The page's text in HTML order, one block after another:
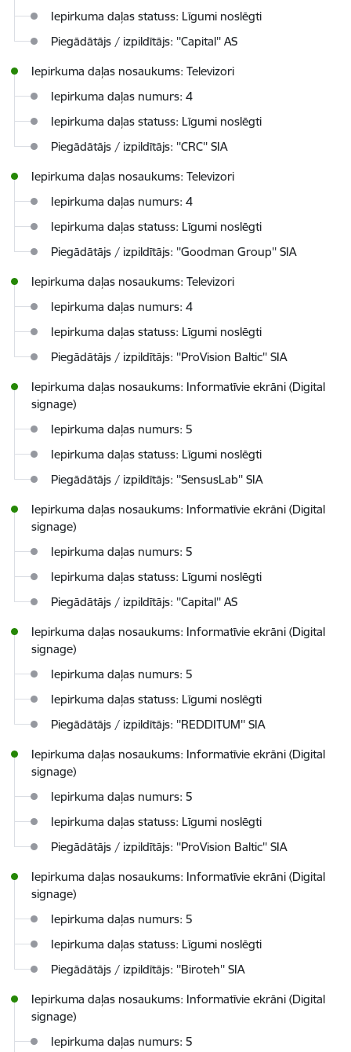
Iepirkuma daļas statuss: Līgumi noslēgti
Piegādātājs / izpildītājs: ''Capital'' AS
Iepirkuma daļas nosaukums: Televizori
Iepirkuma daļas numurs: 4
Iepirkuma daļas statuss: Līgumi noslēgti
Piegādātājs / izpildītājs: ''CRC'' SIA
Iepirkuma daļas nosaukums: Televizori
Iepirkuma daļas numurs: 4
Iepirkuma daļas statuss: Līgumi noslēgti
Piegādātājs / izpildītājs: ''Goodman Group'' SIA
Iepirkuma daļas nosaukums: Televizori
Iepirkuma daļas numurs: 4
Iepirkuma daļas statuss: Līgumi noslēgti
Piegādātājs / izpildītājs: ''ProVision Baltic'' SIA
Iepirkuma daļas nosaukums: Informatīvie ekrāni (Digital
signage)
Iepirkuma daļas numurs: 5
Iepirkuma daļas statuss: Līgumi noslēgti
Piegādātājs / izpildītājs: ''SensusLab'' SIA
Iepirkuma daļas nosaukums: Informatīvie ekrāni (Digital
signage)
Iepirkuma daļas numurs: 5
Iepirkuma daļas statuss: Līgumi noslēgti
Piegādātājs / izpildītājs: ''Capital'' AS
Iepirkuma daļas nosaukums: Informatīvie ekrāni (Digital
signage)
Iepirkuma daļas numurs: 5
Iepirkuma daļas statuss: Līgumi noslēgti
Piegādātājs / izpildītājs: ''REDDITUM'' SIA
Iepirkuma daļas nosaukums: Informatīvie ekrāni (Digital
signage)
Iepirkuma daļas numurs: 5
Iepirkuma daļas statuss: Līgumi noslēgti
Piegādātājs / izpildītājs: ''ProVision Baltic'' SIA
Iepirkuma daļas nosaukums: Informatīvie ekrāni (Digital
signage)
Iepirkuma daļas numurs: 5
Iepirkuma daļas statuss: Līgumi noslēgti
Piegādātājs / izpildītājs: ''Biroteh'' SIA
Iepirkuma daļas nosaukums: Informatīvie ekrāni (Digital
signage)
Iepirkuma daļas numurs: 5